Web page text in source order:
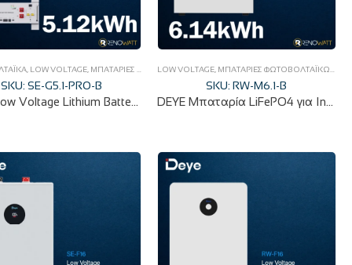
, LOW VOLTAGE, ΜΠΑΤΑΡΊΕΣ ΦΩΤΟΒΟΛΤΑΪΚΏΝ
SKU: SE-G5.1-PRO-B
DEYE Low Voltage Lithium Battery 100Ah 5.12kwh για τοποθέτηση rack ή επιτοίχια SE-G5.1-PRO-B
LOW VOLTAGE, ΜΠΑΤΑΡΊΕΣ ΦΩΤΟΒΟΛΤΑΪΚΏΝ
SKU: RW-M6.1-B
DEYE Μπαταρία LiFePO4 για Inverter 6.14KWh 51.2V RW-M6.1-B